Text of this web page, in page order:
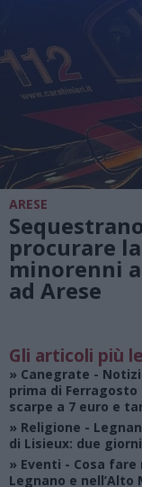
ARESE
procurare
minorenni
ad Arese
Gli articoli più
» Canegrate -
prima di Ferragosto
scarpe a 7 euro e
» Religione -
di Lisieux: due
» Eventi - Cosa fare
Legnano e nell’Alto